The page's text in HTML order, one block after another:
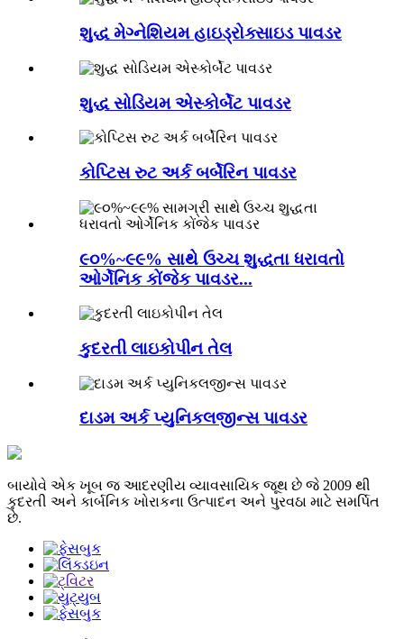
શુદ્ધ મેગ્નેશિયમ હાઇડ્રોક્સાઇડ પાવડર
શુદ્ધ સોડિયમ એસ્કોર્બેટ પાવડર
કોપ્ટિસ રુટ અર્ક બર્બેરિન પાવડર
૯૦%~૯૯% સાથે ઉચ્ચ શુદ્ધતા ધરાવતો
ઓર્ગેનિક કોંજેક પાવડર...
કુદરતી લાઇકોપીન તેલ
દાડમ અર્ક પ્યુનિકલજીન્સ પાવડર
બાયોવે એક ખૂબ જ આદરણીય વ્યાવસાયિક જૂથ છે જે 2009 થી
કુદરતી અને કાર્બનિક ખોરાકના ઉત્પાદન અને પુરવઠા માટે સમર્પિત
છે.